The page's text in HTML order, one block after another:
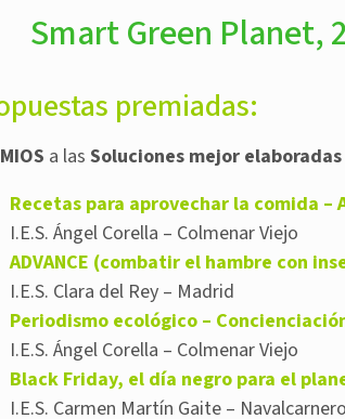
Smart Green Planet,
premiadas:
a las Soluciones mejor
Recetas para aprovechar la comida –
I.E.S. Ángel Corella – Colmenar Viejo
ADVANCE (combatir el hambre con
I.E.S. Clara del Rey – Madrid
Periodismo ecológico –
I.E.S. Ángel Corella – Colmenar Viejo
Black Friday, el día negro para el
I.E.S. Carmen Martín Gaite – Navalcarnero